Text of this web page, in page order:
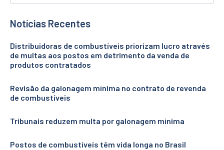
Notícias Recentes
Distribuidoras de combustíveis priorizam lucro através
de multas aos postos em detrimento da venda de
produtos contratados
Revisão da galonagem mínima no contrato de revenda
de combustíveis
Tribunais reduzem multa por galonagem mínima
Postos de combustíveis têm vida longa no Brasil